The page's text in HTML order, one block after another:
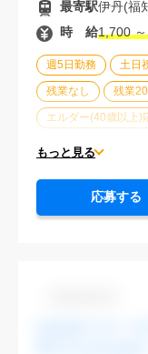
週5日勤務 土日
残業なし 残業
エルダー(40歳以上)
駅から徒歩5分以内
未経験
もっと見る
最寄駅伊丹(福
時 給1,700
応募する